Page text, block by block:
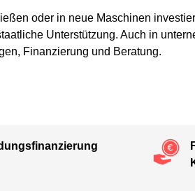
oder in neue Maschinen
Unterstützung. Auch in
Finanzierung und Beratung.